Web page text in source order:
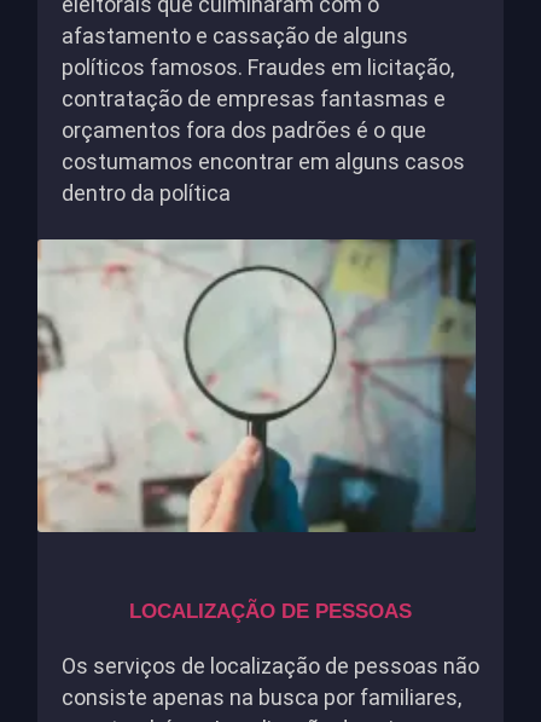
afastamento e cassação de alguns
políticos famosos. Fraudes em licitação,
contratação de empresas fantasmas e
orçamentos fora dos padrões é o que
costumamos encontrar em alguns casos
dentro da política
LOCALIZAÇÃO DE PESSOAS
Os serviços de localização de pessoas não
consiste apenas na busca por familiares,